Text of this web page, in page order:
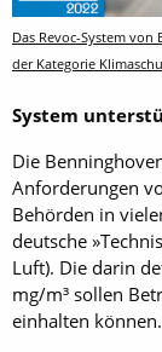
Das Revoc-System
der Kategorie
System
Die
Anforderungen
Behörden in
deutsche
Luft). Die darin
mg/m³ sollen
einhalten können.